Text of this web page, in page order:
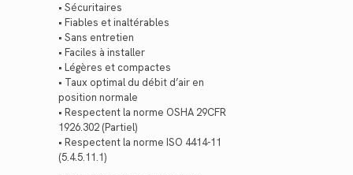
• Sécuritaires
• Fiables et inaltérables
• Sans entretien
• Faciles à installer
• Légères et compactes
• Taux optimal du débit d’air en
position normale
• Respectent la norme OSHA 29CFR
1926.302 (Partiel)
• Respectent la norme ISO 4414-11
(5.4.5.11.1)